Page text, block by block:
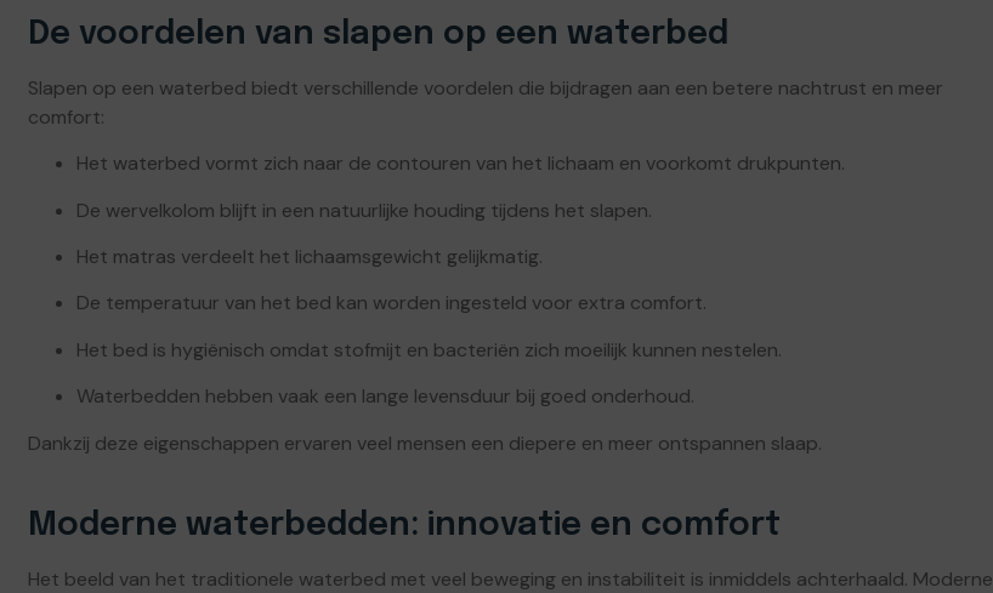
De voordelen van slapen op een waterbed
Slapen op een waterbed biedt verschillende voordelen die bijdragen aan een betere nachtrust en meer
comfort:
Het waterbed vormt zich naar de contouren van het lichaam en voorkomt drukpunten.
De wervelkolom blijft in een natuurlijke houding tijdens het slapen.
Het matras verdeelt het lichaamsgewicht gelijkmatig.
De temperatuur van het bed kan worden ingesteld voor extra comfort.
Het bed is hygiënisch omdat stofmijt en bacteriën zich moeilijk kunnen nestelen.
Waterbedden hebben vaak een lange levensduur bij goed onderhoud.
Dankzij deze eigenschappen ervaren veel mensen een diepere en meer ontspannen slaap.
Moderne waterbedden: innovatie en comfort
Het beeld van het traditionele waterbed met veel beweging en instabiliteit is inmiddels achterhaald. Moderne